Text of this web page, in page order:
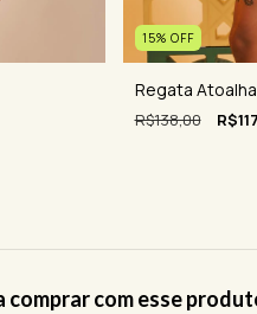
15% OFF
Regata
R$138,00
comprar com esse